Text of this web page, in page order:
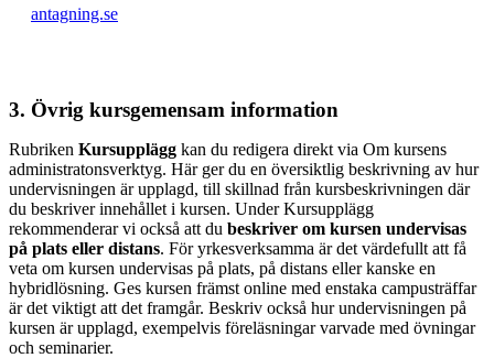
antagning.se
3. Övrig kursgemensam information
Rubriken Kursupplägg kan du redigera direkt via Om kursens
administratonsverktyg. Här ger du en översiktlig beskrivning av hur
undervisningen är upplagd, till skillnad från kursbeskrivningen där
du beskriver innehållet i kursen. Under Kursupplägg
rekommenderar vi också att du beskriver om kursen undervisas
på plats eller distans. För yrkesverksamma är det värdefullt att få
veta om kursen undervisas på plats, på distans eller kanske en
hybridlösning. Ges kursen främst online med enstaka campusträffar
är det viktigt att det framgår. Beskriv också hur undervisningen på
kursen är upplagd, exempelvis föreläsningar varvade med övningar
och seminarier.